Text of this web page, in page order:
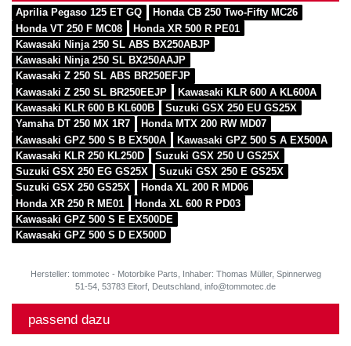
Aprilia Pegaso 125 ET GQ
Honda CB 250 Two-Fifty MC26
Honda VT 250 F MC08
Honda XR 500 R PE01
Kawasaki Ninja 250 SL ABS BX250ABJP
Kawasaki Ninja 250 SL BX250AAJP
Kawasaki Z 250 SL ABS BR250EFJP
Kawasaki Z 250 SL BR250EEJP
Kawasaki KLR 600 A KL600A
Kawasaki KLR 600 B KL600B
Suzuki GSX 250 EU GS25X
Yamaha DT 250 MX 1R7
Honda MTX 200 RW MD07
Kawasaki GPZ 500 S B EX500A
Kawasaki GPZ 500 S A EX500A
Kawasaki KLR 250 KL250D
Suzuki GSX 250 U GS25X
Suzuki GSX 250 EG GS25X
Suzuki GSX 250 E GS25X
Suzuki GSX 250 GS25X
Honda XL 200 R MD06
Honda XR 250 R ME01
Honda XL 600 R PD03
Kawasaki GPZ 500 S E EX500DE
Kawasaki GPZ 500 S D EX500D
Hersteller: tommotec - Motorbike Parts, Inhaber: Thomas Müller, Spinnerweg
51-54, 53783 Eitorf, Deutschland, info@tommotec.de
passend dazu